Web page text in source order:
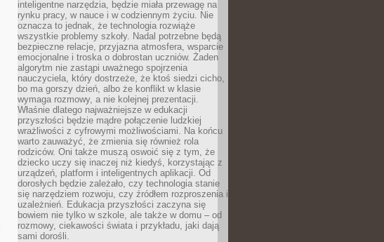
inteligentne narzędzia, będzie miała przewagę na
rynku pracy, w nauce i w codziennym życiu. Nie
oznacza to jednak, że technologia rozwiąże
wszystkie problemy szkoły. Nadal potrzebne będą
bezpieczne relacje, przyjazna atmosfera, wsparcie
emocjonalne i troska o dobrostan uczniów. Żaden
algorytm nie zastąpi uważnego spojrzenia
nauczyciela, który dostrzeże, że ktoś siedzi cicho,
bo ma gorszy dzień, albo że konflikt w klasie
wymaga rozmowy, a nie kolejnej prezentacji.
Właśnie dlatego najważniejsze w edukacji
przyszłości będzie mądre połączenie ludzkiej
wrażliwości z cyfrowymi możliwościami. Na końcu
warto zauważyć, że zmienia się również rola
rodziców. Oni także muszą oswoić się z tym, że
dziecko uczy się inaczej niż kiedyś, korzystając z
urządzeń, platform i inteligentnych aplikacji. Od
dorosłych będzie zależało, czy technologia stanie
się narzędziem rozwoju, czy źródłem rozproszenia i
uzależnień. Edukacja przyszłości zaczyna się
bowiem nie tylko w szkole, ale także w domu – od
rozmowy, ciekawości świata i przykładu, jaki dają
sami dorośli.